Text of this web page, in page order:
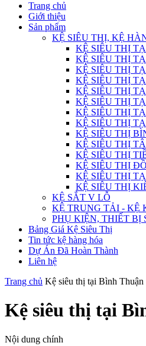
Trang chủ
Giới thiệu
Sản phẩm
KỆ SIÊU THỊ, KỆ
KỆ SIÊU THỊ
KỆ SIÊU THỊ
KỆ SIÊU THỊ
KỆ SIÊU THỊ
KỆ SIÊU THỊ
KỆ SIÊU THỊ
KỆ SIÊU THỊ
KỆ SIÊU THỊ
KỆ SIÊU THỊ
KỆ SIÊU THỊ
KỆ SIÊU THỊ
KỆ SIÊU THỊ
KỆ SIÊU THỊ
KỆ SIÊU THỊ
KỆ SẮT V LỖ
KỆ TRUNG TẢI - KỆ
PHỤ KIỆN, THIẾT BỊ
Bảng Giá Kệ Siêu Thị
Tin tức kệ hàng hóa
Dự Án Đã Hoàn Thành
Liên hệ
Trang chủ Kệ siêu thị tại Bình Thuận
Kệ siêu thị tại
Nội dung chính